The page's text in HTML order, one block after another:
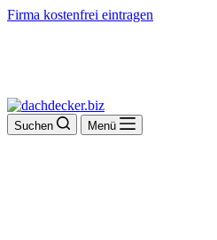
Firma kostenfrei eintragen
Suchen Menü